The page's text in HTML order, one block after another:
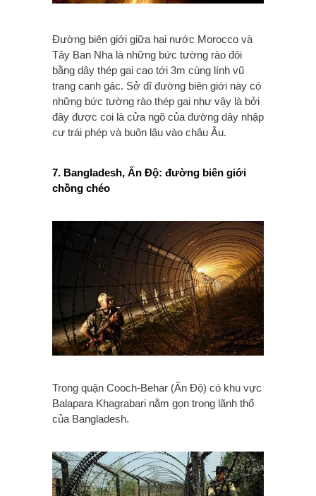
Đường biên giới giữa hai nước Morocco và
Tây Ban Nha là những bức tường rào đôi
bằng dây thép gai cao tới 3m cùng lính vũ
trang canh gác. Sở dĩ đường biên giới này có
những bức tường rào thép gai như vậy là bởi
đây được coi là cửa ngõ của đường dây nhập
cư trái phép và buôn lậu vào châu Âu.
7. Bangladesh, Ấn Độ: đường biên giới
chồng chéo
Trong quận Cooch-Behar (Ấn Độ) có khu vực
Balapara Khagrabari nằm gọn trong lãnh thổ
của Bangladesh.